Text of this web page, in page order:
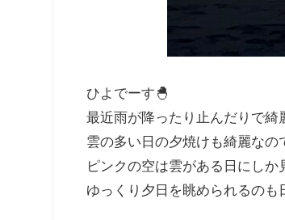
ひよでーす🐣
最近雨が降ったり止んだりで綺
雲の多い日の夕焼けも綺麗なの
ピンクの空は雲がある日にしか
ゆっくり夕日を眺められるの